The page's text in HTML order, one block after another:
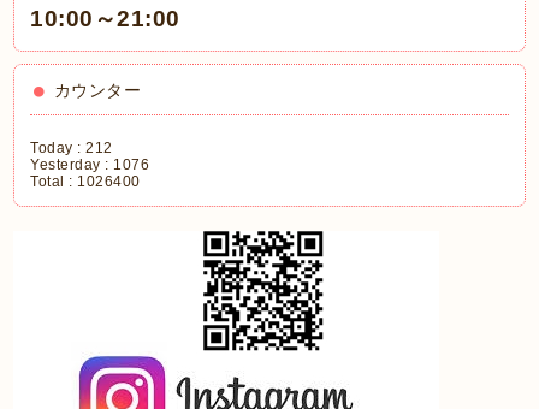
10:00～21:00
カウンター
Today :212
Yesterday : 1076
Total : 1026400